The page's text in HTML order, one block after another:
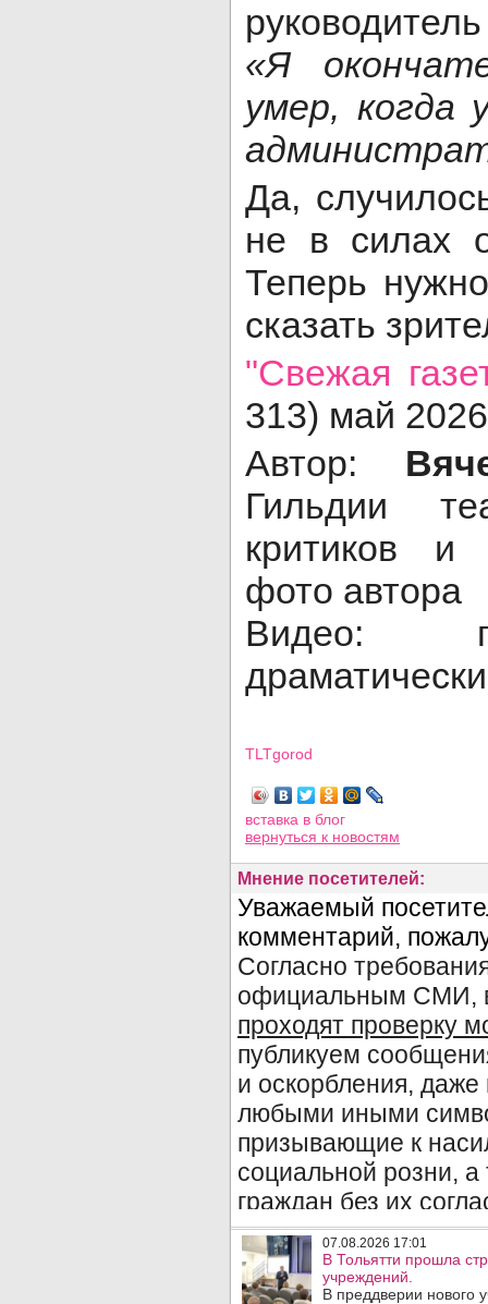
«Я
умер, когда
Да,
не в силах
Теперь
сказать
"Свежая
313) май 2026
Автор:
Гильдии
критиков и
фото автора
Видео:
TLTgorod
вставка в блог
вернуться к новостям
Мнение посетителей:
07.08.2026 17:01
В Тольятти прошла
учреждений.
В преддверии нового